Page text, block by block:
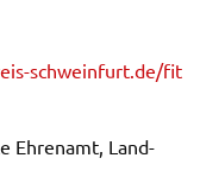
​schweinfurt.​de/​fit​
Land­
Sie in